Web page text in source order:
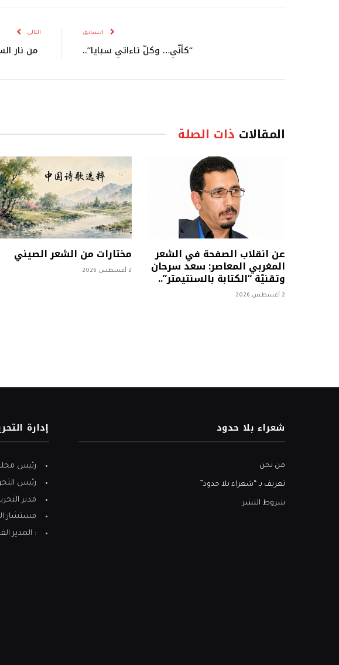
السابق
“كأنّي… وكلّ تاءاتي سبايا”..
التالي
من نار
المقالات ذات الصلة
عن انقلاب الصفحة في الشعر
المغربي المعاصر: سعد سرحان
وتقنيّة “الكتابة بالسنتيمتر”..
2 أغسطس 2026
مختارات من الشعر الصيني
2 أغسطس 2026
شعراء بلا حدود
من نحن
تعريف بـ “شعراء بلا حدود”
شروط النشر
إدارة
رئيس
رئيس
مدير
مستشار
: المدير